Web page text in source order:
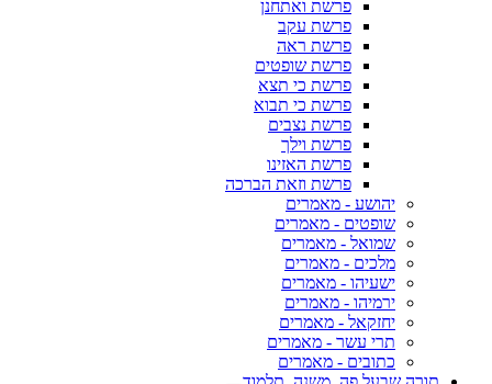
פרשת ואתחנן
פרשת עקב
פרשת ראה
פרשת שופטים
פרשת כי תצא
פרשת כי תבוא
פרשת נצבים
פרשת וילך
פרשת האזינו
פרשת וזאת הברכה
יהושע - מאמרים
שופטים - מאמרים
שמואל - מאמרים
מלכים - מאמרים
ישעיהו - מאמרים
ירמיהו - מאמרים
יחזקאל - מאמרים
תרי עשר - מאמרים
כתובים - מאמרים